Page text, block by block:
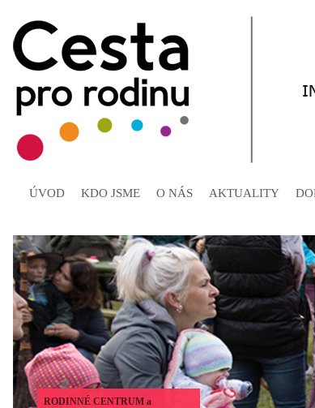
ÚVOD KDO JSME O NÁS AKTUALITY
RODINNÉ CENTRUM a